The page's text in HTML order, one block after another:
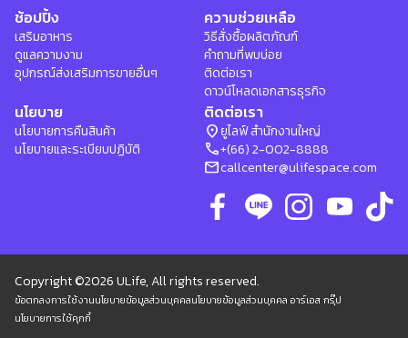
ช้อปปิ้ง
เสริมอาหาร
ดูแลความงาม
อุปกรณ์ส่งเสริมการขายอื่นๆ
ความช่วยเหลือ
วิธีสั่งซื้อผลิตภัณฑ์
คำถามที่พบบ่อย
ติดต่อเรา
ดาวน์โหลดเอกสารธุรกิจ
นโยบาย
นโยบายการคืนสินค้า
นโยบายและระเบียบปฏิบัติ
ติดต่อเรา
location_onยูไลฟ์ สำนักงานใหญ่
phone+(66) 2-002-8888
mailcallcenter@ulifespace.com
Copyright ©2026 ULife, All rights reserved.
ข้อตกลงการใช้งานนโยบายข้อมูลส่วนบุคคลนโยบายข้อมูลส่วนบุคคล อาร์เอส กรุ๊ป
นโยบายการใช้คุกกี้